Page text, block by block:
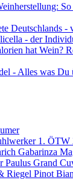
Deutschlands -
- der
hat Wein?
- Alles was Du
1. ÖTW
Gabarinza
Paulus Grand
Riegel Pinot